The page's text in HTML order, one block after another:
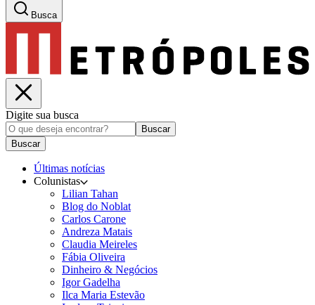
Busca
Digite sua busca
Buscar
Buscar
Últimas notícias
Colunistas
Lilian Tahan
Blog do Noblat
Carlos Carone
Andreza Matais
Claudia Meireles
Fábia Oliveira
Dinheiro & Negócios
Igor Gadelha
Ilca Maria Estevão